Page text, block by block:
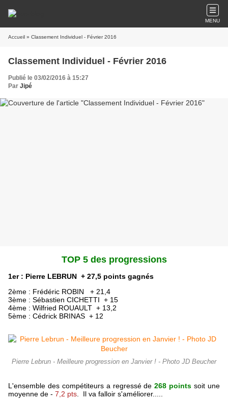
MENU
Accueil » Classement Individuel - Février 2016
Classement Individuel - Février 2016
Publié le 03/02/2016 à 15:27
Par Jipé
TOP 5 des progressions
1er : Pierre LEBRUN + 27,5 points gagnés
2ème : Frédéric ROBIN + 21,4
3ème : Sébastien CICHETTI + 15
4ème : Wilfried ROUAULT + 13,2
5ème : Cédrick BRINAS + 12
Pierre Lebrun - Meilleure progression en Janvier ! - Photo JD Beucher
L'ensemble des compétiteurs a regressé de268 points soit une
moyenne de - 7,2 pts . Il va falloir s'améliorer.....